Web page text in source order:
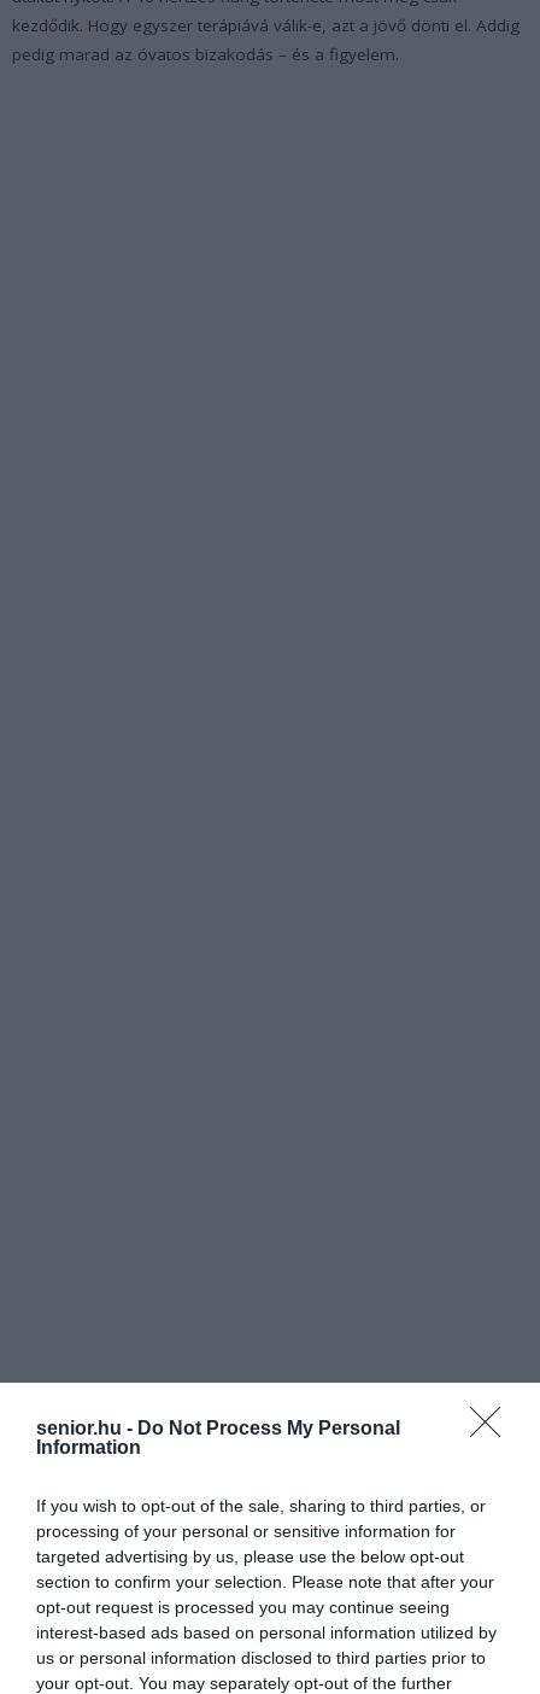
senior.hu - Do Not Process My Personal
Information
If you wish to opt-out of the sale, sharing to third parties, or
processing of your personal or sensitive information for
targeted advertising by us, please use the below opt-out
section to confirm your selection. Please note that after your
opt-out request is processed you may continue seeing
interest-based ads based on personal information utilized by
us or personal information disclosed to third parties prior to
your opt-out. You may separately opt-out of the further
kezdődik. Hogy egyszer terápiává válik-e, azt a jövő dönti el. Addig
pedig marad az óvatos bizakodás – és a figyelem.